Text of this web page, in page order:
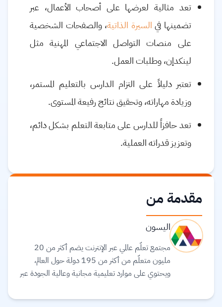
تعد مثالية لعرضها على أصحاب الأعمال، عبر
تضمينها في السيرة الذاتية، والصفحات الشخصية
على منصات التواصل الاجتماعي المهنية مثل
لينكدإن، وطلبات العمل.
تعتبر دليلاً على التزام الدارس بالتعليم المستمر،
وزيادة مهاراته، وتحقيق نتائج رفيعة المستوى.
تعد حافزاً للدارس على متابعة التعلم بشكل دائم،
وتعزيز قدراته العملية.
مقدمة من
اليسون
مجتمع تعلّم عالمي عبر الإنترنت يضم أكثر من 20
مليون متعلّم من أكثر من 195 دولة حول العالم،
ويحتوي على موارد تعليمية مجانية وعالية الجودة عبر
ومعتمدة لسوق العمل. وهم ملتزمون بتحقيق